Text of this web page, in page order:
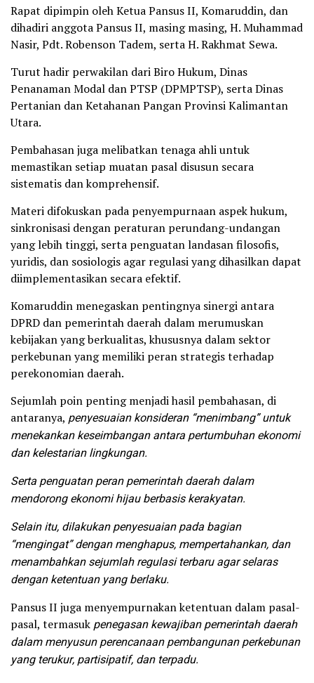
Rapat dipimpin oleh Ketua Pansus II, Komaruddin, dan
dihadiri anggota Pansus II, masing masing, H. Muhammad
Nasir, Pdt. Robenson Tadem, serta H. Rakhmat Sewa.
Turut hadir perwakilan dari Biro Hukum, Dinas
Penanaman Modal dan PTSP (DPMPTSP), serta Dinas
Pertanian dan Ketahanan Pangan Provinsi Kalimantan
Utara.
Pembahasan juga melibatkan tenaga ahli untuk
memastikan setiap muatan pasal disusun secara
sistematis dan komprehensif.
Materi difokuskan pada penyempurnaan aspek hukum,
sinkronisasi dengan peraturan perundang-undangan
yang lebih tinggi, serta penguatan landasan filosofis,
yuridis, dan sosiologis agar regulasi yang dihasilkan dapat
diimplementasikan secara efektif.
Komaruddin menegaskan pentingnya sinergi antara
DPRD dan pemerintah daerah dalam merumuskan
kebijakan yang berkualitas, khususnya dalam sektor
perkebunan yang memiliki peran strategis terhadap
perekonomian daerah.
Sejumlah poin penting menjadi hasil pembahasan, di
antaranya, penyesuaian konsideran “menimbang” untuk
menekankan keseimbangan antara pertumbuhan ekonomi
dan kelestarian lingkungan.
Serta penguatan peran pemerintah daerah dalam
mendorong ekonomi hijau berbasis kerakyatan.
Selain itu, dilakukan penyesuaian pada bagian
“mengingat” dengan menghapus, mempertahankan, dan
menambahkan sejumlah regulasi terbaru agar selaras
dengan ketentuan yang berlaku.
Pansus II juga menyempurnakan ketentuan dalam pasal-
pasal, termasukpenegasan kewajiban pemerintah daerah
dalam menyusun perencanaan pembangunan perkebunan
yang terukur, partisipatif, dan terpadu.